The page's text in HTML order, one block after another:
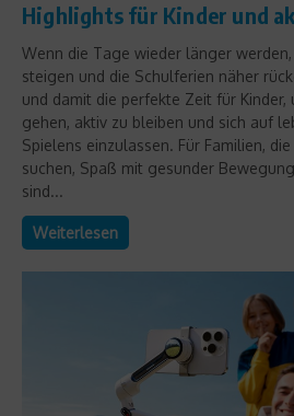
Highlights für Kinder und
Wenn die Tage wieder länger
steigen und die Schulferien näher
und damit die perfekte Zeit für Kinder,
gehen, aktiv zu bleiben und sich auf
Spielens einzulassen. Für Familien,
suchen, Spaß mit gesunder
sind...
Weiterlesen